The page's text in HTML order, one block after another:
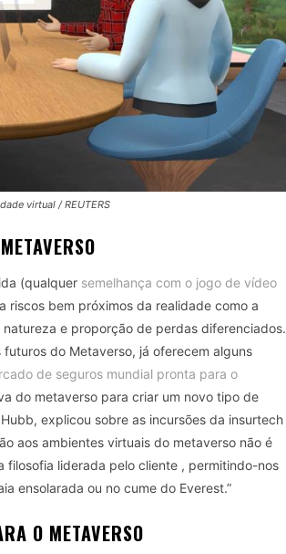
virtual / REUTERS
(qualquer semelhança com o jogo de vídeo
riscos bem próximos da realidade como a
e proporção de perdas diferenciados.
do Metaverso, já oferecem alguns
de seguros mundial pronta para o
do metaverso para criar um novo tipo de
explicou sobre as incursões da insurtech
aos ambientes virtuais do metaverso não é
filosofia liderada pelo cliente , permitindo-nos
ensolarada ou no cume do Everest.”
O METAVERSO